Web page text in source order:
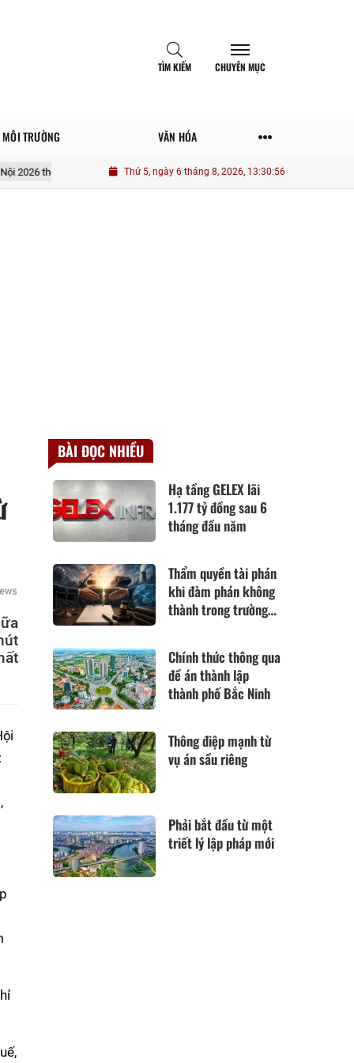
TÌM KIẾM CHUYÊN MỤC
MÔI TRƯỜNG VĂN HÓA
theo quy định mới nhất? Người sống an tâm về tiền bạc thường
Thứ 5, ngày 6 tháng 8, 2026, 13:30:57
BÀI ĐỌC NHIỀU
Hạ tầng GELEX lãi
1.177 tỷ đồng sau 6
tháng đầu năm
Thẩm quyền tài phán
khi đàm phán không
thành trong trường
đổi cơ bản theo Điều
420 Bộ luật Dân sự
năm 2015
Chính thức thông qua
đề án thành lập
thành phố Bắc Ninh
Thông điệp mạnh từ
vụ án sầu riêng
Phải bắt đầu từ một
triết lý lập pháp mới